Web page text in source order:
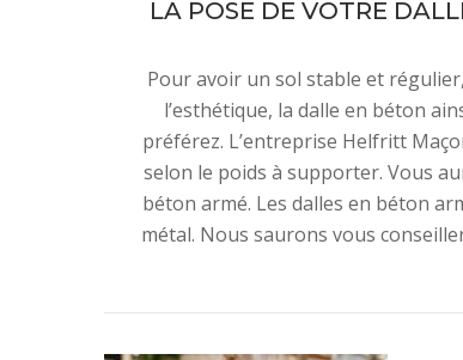
LA POSE DE VOTRE
Pour avoir un sol stable et
l’esthétique, la dalle en béton
préférez. L’entreprise Helfritt
selon le poids à supporter. Vous
béton armé. Les dalles en béton
métal. Nous saurons vous